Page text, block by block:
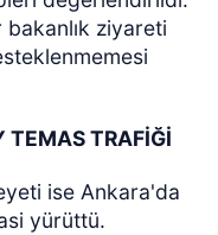
bakanlık ziyareti
TEMAS TRAFİĞİ
ise Ankara'da
yürüttü.